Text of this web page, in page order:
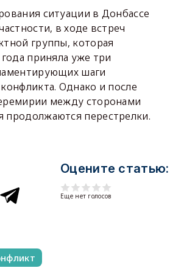
ситуации в Донбассе
в ходе встреч
группы, которая
приняла уже три
шаги
Однако и после
между сторонами
продолжаются перестрелки.
Оцените статью:
Еще нет голосов